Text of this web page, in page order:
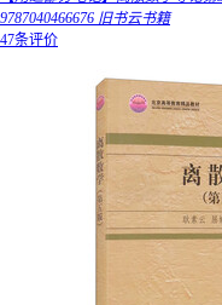
9787040466676 旧书云书籍
47条评价